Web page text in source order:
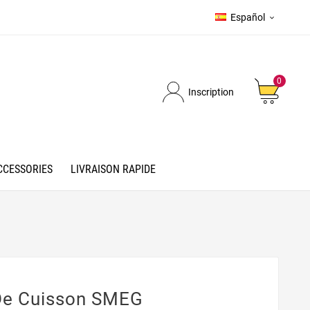
Español 
Inscription
0
LIVRAISON RAPIDE
Cuisson SMEG